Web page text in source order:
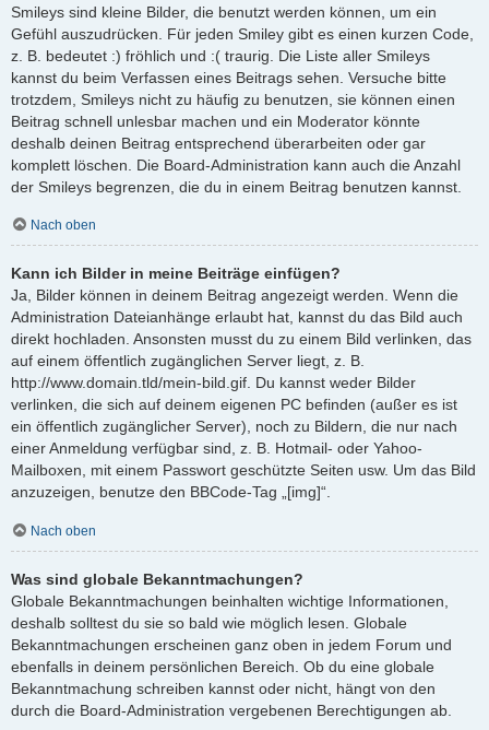
Smileys sind kleine Bilder, die benutzt werden können, um ein
Gefühl auszudrücken. Für jeden Smiley gibt es einen kurzen Code,
z. B. bedeutet :) fröhlich und :( traurig. Die Liste aller Smileys
kannst du beim Verfassen eines Beitrags sehen. Versuche bitte
trotzdem, Smileys nicht zu häufig zu benutzen, sie können einen
Beitrag schnell unlesbar machen und ein Moderator könnte
deshalb deinen Beitrag entsprechend überarbeiten oder gar
komplett löschen. Die Board-Administration kann auch die Anzahl
der Smileys begrenzen, die du in einem Beitrag benutzen kannst.
Nach oben
Kann ich Bilder in meine Beiträge einfügen?
Ja, Bilder können in deinem Beitrag angezeigt werden. Wenn die
Administration Dateianhänge erlaubt hat, kannst du das Bild auch
direkt hochladen. Ansonsten musst du zu einem Bild verlinken, das
auf einem öffentlich zugänglichen Server liegt, z. B.
http://www.domain.tld/mein-bild.gif. Du kannst weder Bilder
verlinken, die sich auf deinem eigenen PC befinden (außer es ist
ein öffentlich zugänglicher Server), noch zu Bildern, die nur nach
einer Anmeldung verfügbar sind, z. B. Hotmail- oder Yahoo-
Mailboxen, mit einem Passwort geschützte Seiten usw. Um das Bild
anzuzeigen, benutze den BBCode-Tag „[img]“.
Nach oben
Was sind globale Bekanntmachungen?
Globale Bekanntmachungen beinhalten wichtige Informationen,
deshalb solltest du sie so bald wie möglich lesen. Globale
Bekanntmachungen erscheinen ganz oben in jedem Forum und
ebenfalls in deinem persönlichen Bereich. Ob du eine globale
Bekanntmachung schreiben kannst oder nicht, hängt von den
durch die Board-Administration vergebenen Berechtigungen ab.